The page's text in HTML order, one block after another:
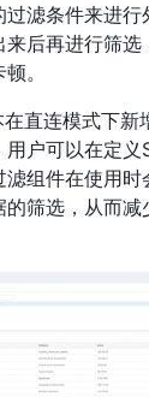
滤条件来进行
后再进行筛选
。
直连模式下新
户可以在定义
组件在使用时
的筛选，从而